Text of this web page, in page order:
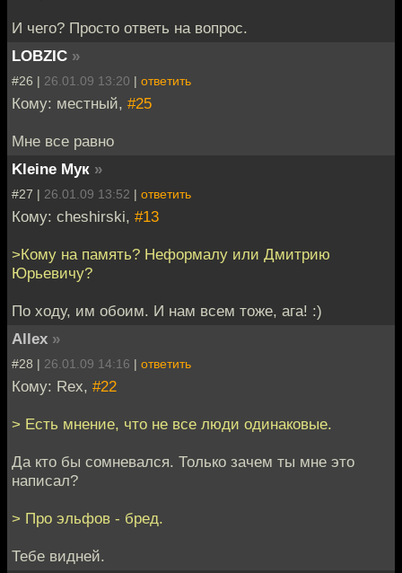
И чего? Просто ответь на вопрос.
LOBZIC »
#26 | 26.01.09 13:20 | ответить
Кому: местный, #25
Мне все равно
Kleine Мук »
#27 | 26.01.09 13:52 | ответить
Кому: cheshirski, #13
>Кому на память? Неформалу или Дмитрию
Юрьевичу?
По ходу, им обоим. И нам всем тоже, ага! :)
Allex »
#28 | 26.01.09 14:16 | ответить
Кому: Rex, #22
> Есть мнение, что не все люди одинаковые.
Да кто бы сомневался. Только зачем ты мне это
написал?
> Про эльфов - бред.
Тебе видней.